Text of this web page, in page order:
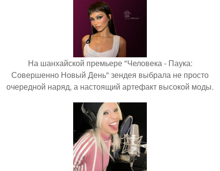
На шанхайской премьере "Человека - Паука:
Совершенно Новый День" зендея выбрала не просто
очередной наряд, а настоящий артефакт высокой моды.